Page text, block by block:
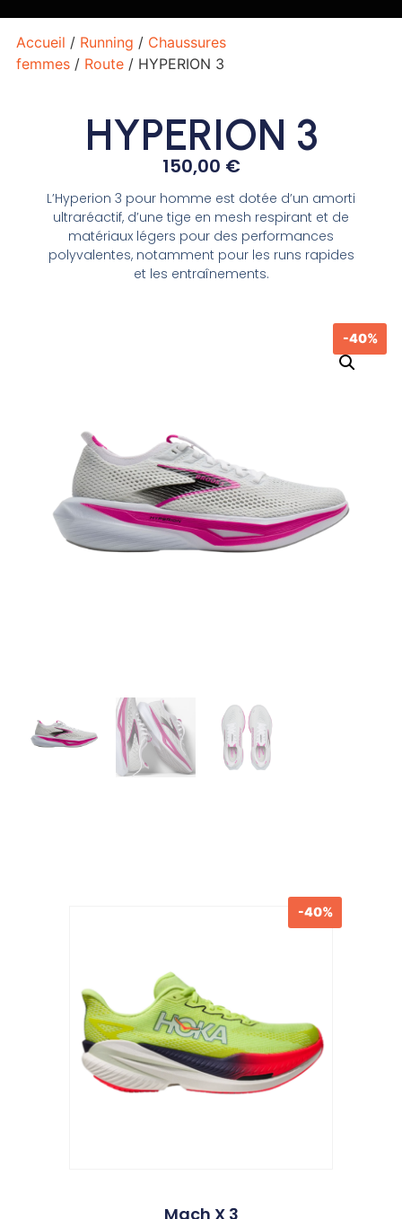
Accueil / Running / Chaussures
femmes/ Route/ HYPERION 3
HYPERION 3
150,00 €
L’Hyperion 3 pour homme est dotée d’un amorti
ultraréactif, d’une tige en mesh respirant et de
matériaux légers pour des performances
polyvalentes, notamment pour les runs rapides
et les entraînements.
-40%
Produits similaires
-40%
Mach X 3